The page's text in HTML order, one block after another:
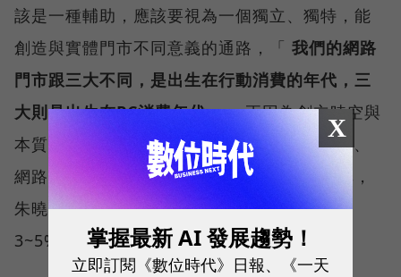
該是一種輔助，應該要視為一個獨立、獨特，能
創造與實體門市不同意義的通路，「 我們的網路
門市跟三大不同，是出生在行動消費的年代，三
大則是出生在PC消費年代。」正因為創立時空與
本質的不同，台灣之星不論在手機App的體驗、
網路門市服務，都成功做出跟其他業者的差異，
朱曉幸分享，網路門市從一開始只占總銷售的
3~5%，一路成長到今天占整體銷售量的15%。
X
掌握最新 AI 發展趨勢！
立即訂閱《數位時代》日報、《一天